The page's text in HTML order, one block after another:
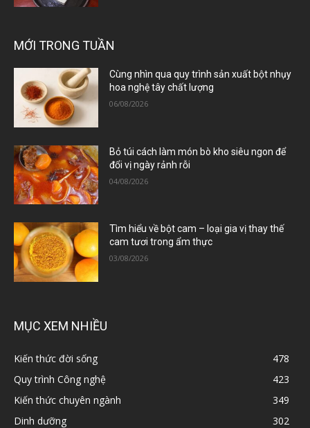
MỚI TRONG TUẦN
Cùng nhìn qua quy trình sản xuất bột nhụy
hoa nghệ tây chất lượng
06/08/2026
Bỏ túi cách làm món bò kho siêu ngon để
đổi vị ngày rảnh rỗi
04/08/2026
Tìm hiểu về bột cam – loại gia vị thay thế
cam tươi trong ẩm thực
03/08/2026
MỤC XEM NHIỀU
Kiến thức đời sống
478
Quy trình Công nghệ
423
Kiến thức chuyên ngành
349
Dinh dưỡng
302